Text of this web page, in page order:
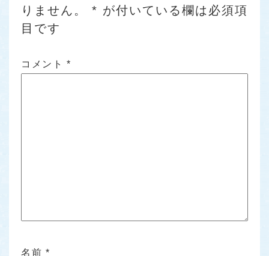
りません。
* が付いている欄は必須項
目です
コメント *
名前 *